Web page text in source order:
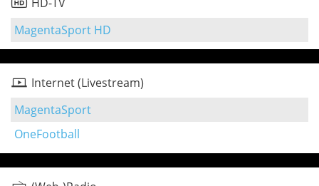
MagentaSport HD
Internet (Livestream)
MagentaSport
OneFootball